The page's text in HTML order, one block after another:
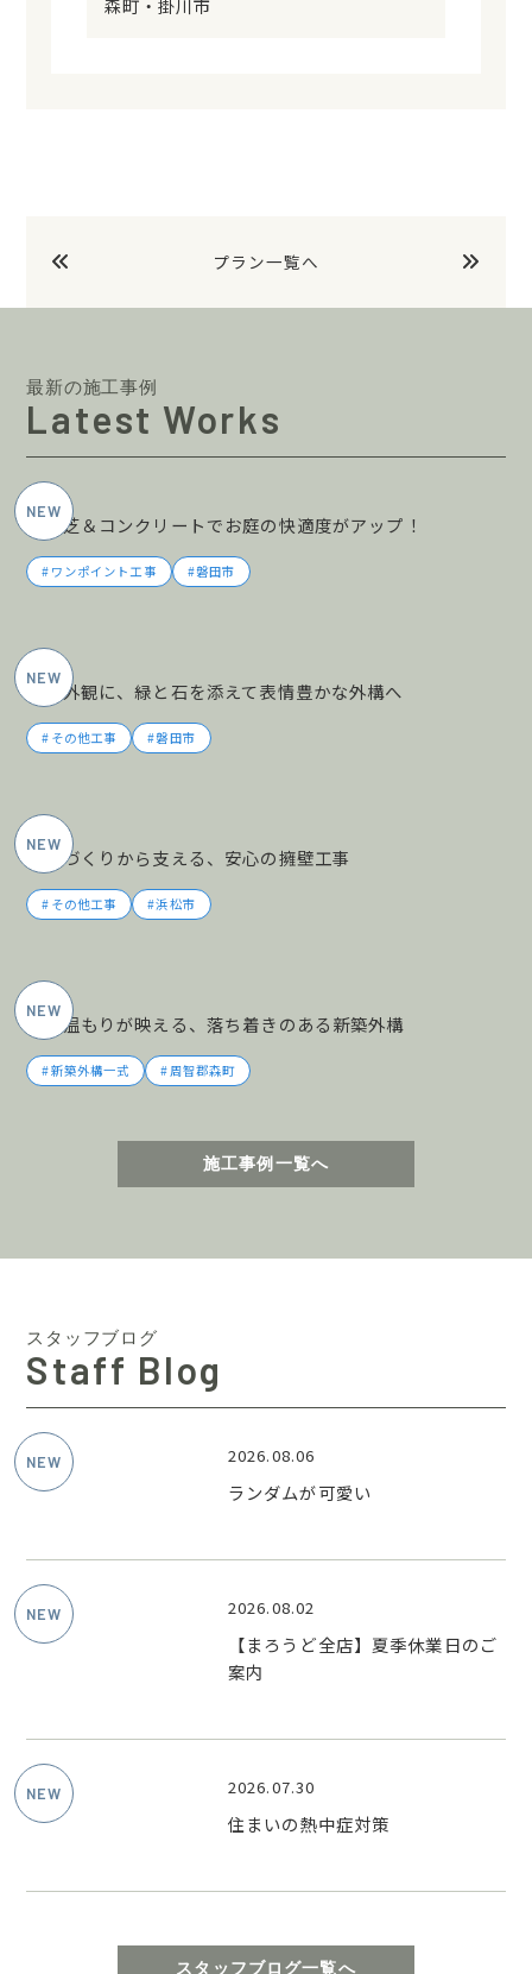
森町・掛川市
プラン一覧へ
最新の施工事例
Latest Works
人工芝＆コンクリートでお庭の快適度がアップ！
ワンポイント工事 磐田市
黒の外観に、緑と石を添えて表情豊かな外構へ
その他工事 磐田市
土地づくりから支える、安心の擁壁工事
その他工事 浜松市
木の温もりが映える、落ち着きのある新築外構
新築外構一式 周智郡森町
施工事例一覧へ
スタッフブログ
Staff Blog
2026.08.06
ランダムが可愛い
2026.08.02
【まろうど全店】夏季休業日のご
案内
2026.07.30
住まいの熱中症対策
スタッフブログ一覧へ